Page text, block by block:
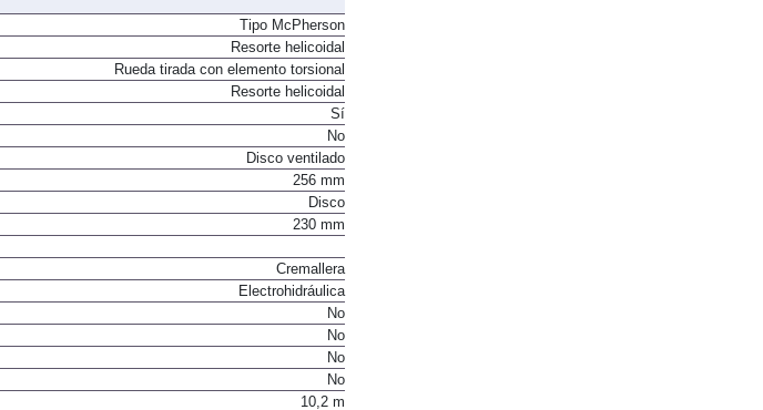
Tipo McPherson
Resorte helicoidal
Rueda tirada con elemento torsional
Resorte helicoidal
Sí
No
Disco ventilado
256 mm
Disco
Cremallera
Electrohidráulica
No
No
No
No